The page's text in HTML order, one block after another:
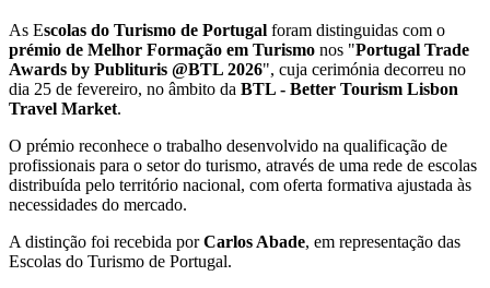
As Escolas do Turismo de Portugal foram distinguidas com o
prémio de Melhor Formação em Turismo nos "Portugal Trade
Awards by Publituris @BTL 2026", cuja cerimónia decorreu no
dia 25 de fevereiro, no âmbito da BTL - Better Tourism Lisbon
Travel Market.
O prémio reconhece o trabalho desenvolvido na qualificação de
profissionais para o setor do turismo, através de uma rede de escolas
distribuída pelo território nacional, com oferta formativa ajustada às
necessidades do mercado.
A distinção foi recebida porCarlos Abade, em representação das
Escolas do Turismo de Portugal.